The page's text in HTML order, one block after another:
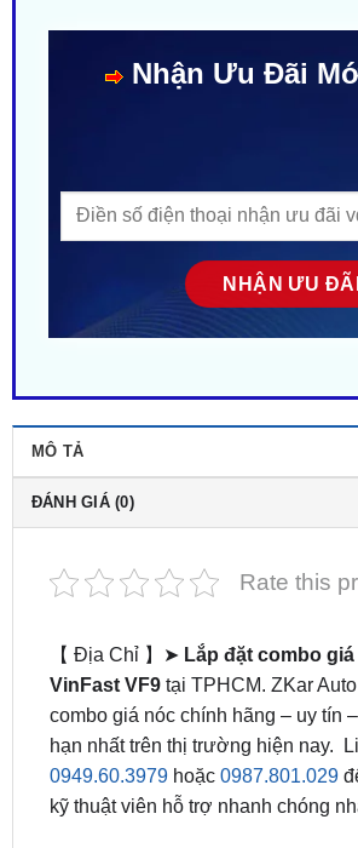
ĐÁNH GIÁ (0)
【 Địa Chỉ 】➤
Lắp đặt combo giá
combo giá nóc chính hãng – uy tín
hạn nhất trên thị trường hiện nay.
0949.60.3979hoặc0987.801.029
kỹ thuật viên hỗ trợ nhanh chóng
Lắp combo giá nóc là lựa chọn tăng